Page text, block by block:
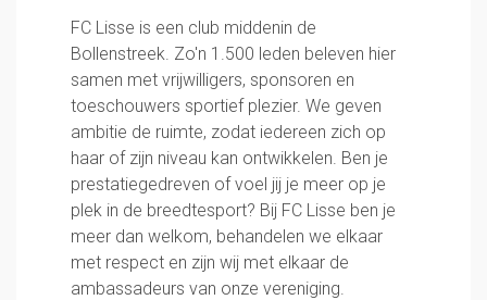
Onze S.P.O.R.T waarden
Fysiotherapie voor leden
Onze vrijwilligers en ereleden
Sportiviteit & respect
Kledingplan
Merchandise
Contributie
Gevonden voorwerpen
Verenigingsdocumenten
FC Lisse is een club middenin de
Bollenstreek. Zo'n 1.500 leden beleven hier
samen met vrijwilligers, sponsoren en
toeschouwers sportief plezier. We geven
ambitie de ruimte, zodat iedereen zich op
haar of zijn niveau kan ontwikkelen. Ben je
prestatiegedreven of voel jij je meer op je
plek in de breedtesport? Bij FC Lisse ben je
meer dan welkom, behandelen we elkaar
met respect en zijn wij met elkaar de
ambassadeurs van onze vereniging.